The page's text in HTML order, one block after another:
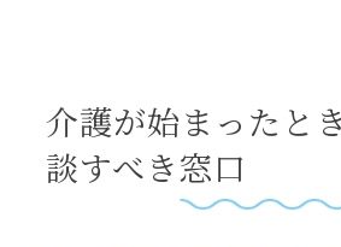
介護が始まったと
談すべき窓口